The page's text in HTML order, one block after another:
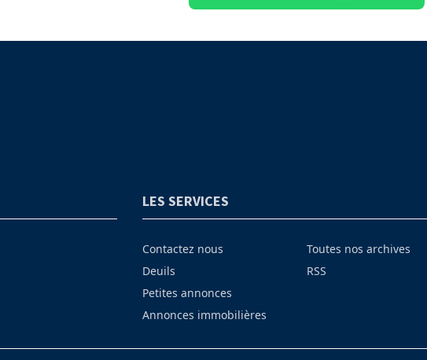
LES SERVICES
Contactez nous
Deuils
Petites annonces
Annonces immobilières
Toutes nos archives
RSS